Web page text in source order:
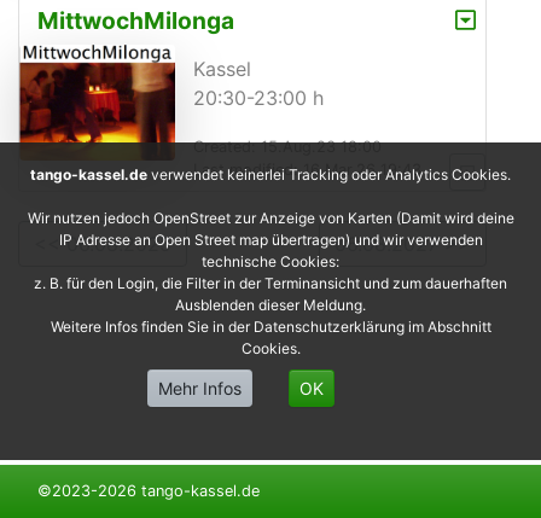
MittwochMilonga
Kassel
20:30-23:00 h
Created: 15.Aug.23 18:00
Last modified: 16.Mar.26 19:43
<< 06.08.2025 06.08.2027 >>
©2023-2026 tango-kassel.de
tango-kassel.de verwendet keinerlei Tracking oder Analytics Cookies.
Wir nutzen jedoch OpenStreet zur Anzeige von Karten (Damit wird deine
IP Adresse an Open Street map übertragen) und wir verwenden
technische Cookies:
z. B. für den Login, die Filter in der Terminansicht und zum dauerhaften
Ausblenden dieser Meldung.
Weitere Infos finden Sie in der Datenschutzerklärung im Abschnitt
Cookies.
Mehr Infos OK